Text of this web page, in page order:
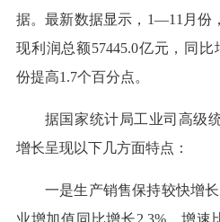
据。最新数据显示，1—11月份
现利润总额57445.0亿元，同
份提高1.7个百分点。
据国家统计局工业司高级
增长呈现以下几方面特点：
一是生产销售保持较快增